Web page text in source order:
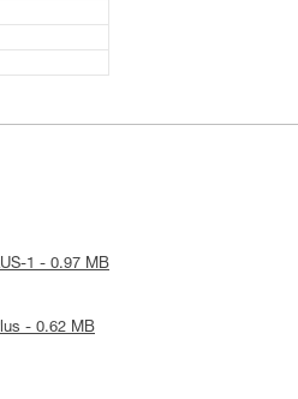
1 - 0.97 MB
- 0.62 MB